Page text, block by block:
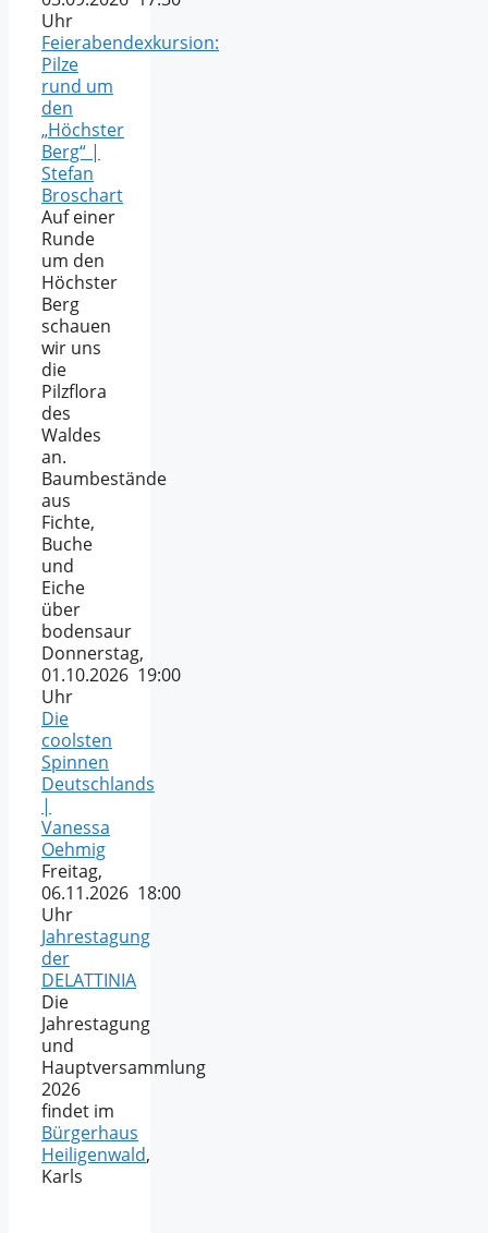
Uhr
Feierabendexkursion:
Pilze
rund um
den
„Höchster
Berg“ |
Stefan
Broschart
Auf einer
Runde
um den
Höchster
Berg
schauen
wir uns
die
Pilzflora
des
Waldes
an.
Baumbestände
aus
Fichte,
Buche
und
Eiche
über
bodensaur
Donnerstag,
01.10.2026 19:00
Uhr
Die
coolsten
Spinnen
Deutschlands
|
Vanessa
Oehmig
Freitag,
06.11.2026 18:00
Uhr
Jahrestagung
der
DELATTINIA
Die
Jahrestagung
und
Hauptversammlung
2026
findet im
Bürgerhaus
Heiligenwald,
Karls